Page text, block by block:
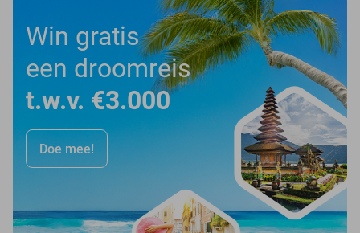
Win gratis
een droomreis
t.w.v. €3.000
Doe mee!